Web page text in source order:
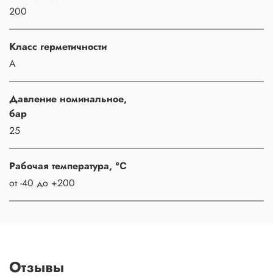
200
Класс герметичности
A
Давление номинальное,
бар
25
Рабочая температура, ℃
от -40 до +200
Отзывы